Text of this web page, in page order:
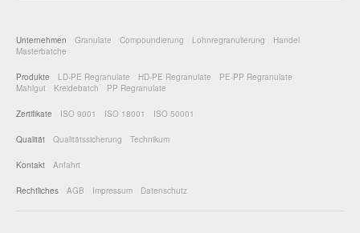
Unternehmen Granulate Compoundierung Lohnregranulierung
Handel
Masterbatche
Produkte LD-PE Regranulate HD-PE Regranulate
PE-PP Regranulate
Mahlgut
Kreidebatch PP Regranulate
Zertifikate ISO 9001 ISO 18001 ISO 50001
Qualität Qualitätssicherung Technikum
Kontakt Anfahrt
Rechtliches AGB Impressum Datenschutz